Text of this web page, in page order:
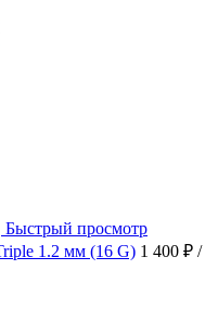
Быстрый просмотр
1.2 мм (16 G) 1 400 ₽ /